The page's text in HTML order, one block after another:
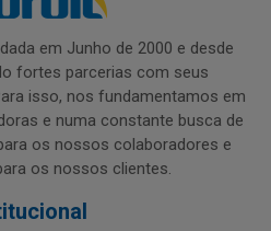
em Junho de 2000 e desde
fortes parcerias com seus
isso, nos fundamentamos em
e numa constante busca de
os nossos colaboradores e
os nossos clientes.